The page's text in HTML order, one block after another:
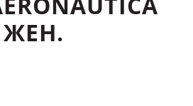
ЖЕН.